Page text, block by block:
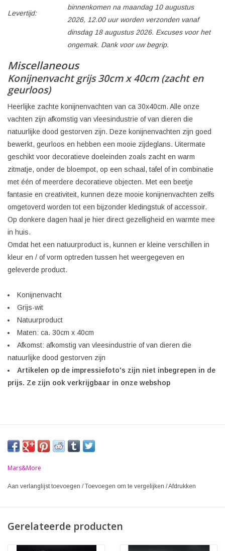
Levertijd:
binnenkomen na maandag 10 augustus
2026, 12.00 uur worden verzonden vanaf
dinsdag 18 augustus 2026. Excuses voor het
ongemak. Dank voor uw begrip.
Miscellaneous
Konijnenvacht grijs 30cm x 40cm (zacht en
geurloos)
Heerlijke zachte konijnenvachten van ca 30x40cm. Alle onze
vachten zijn afkomstig van vleesindustrie of van dieren die
natuurlijke dood gestorven zijn. Deze konijnenvachten zijn goed
bewerkt, geurloos en hebben een mooie zijdeglans. Uitermate
geschikt voor decoratieve doeleinden zoals zacht en warm
zitmatje, onder de bloempot, op een schaal, tafel of in combinatie
met één of meerdere decoratieve objecten. Met een beetje
fantasie en creativiteit, kunnen deze mooie konijnenvachten zelfs
omgetoverd worden tot een bijzonder kledingstuk of accessoir.
Op donkere dagen haal je hier direct gezelligheid en warmte mee
in huis.
Omdat het een natuurproduct is, kunnen er kleine verschillen in
kleur en / of vorm optreden tussen het weergegeven en
geleverde product.
Konijnenvacht
Grijs-wit
Natuurproduct
Maten: ca. 30cm x 40cm
Afkomst: afkomstig van vleesindustrie of van dieren die
natuurlijke dood gestorven zijn
Artikelen op de impressiefoto's zijn niet inbegrepen in de
prijs. Ze zijn ook verkrijgbaar in onze webshop
Mars&More
Aan verlanglijst toevoegen /Toevoegen om te vergelijken /Afdrukken
Gerelateerde producten